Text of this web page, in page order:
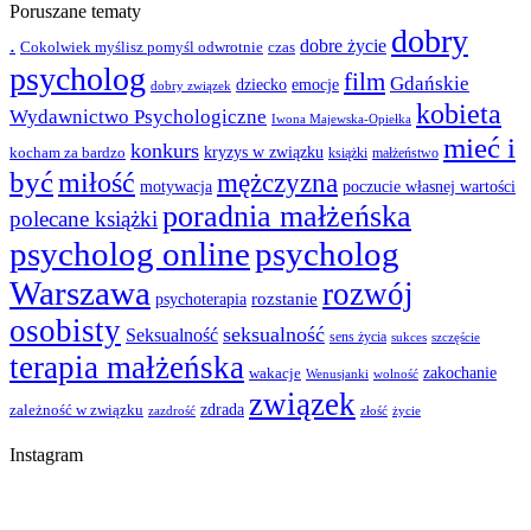
Poruszane tematy
. Cokolwiek myślisz pomyśl odwrotnie czas dobre życie dobry
psycholog dobry związek dziecko emocje film Gdańskie
Wydawnictwo Psychologiczne Iwona Majewska-Opiełka kobieta
kocham za bardzo konkurs kryzys w związku książki małżeństwo mieć i
byćmiłość motywacja mężczyzna poczucie własnej wartości
polecane książkiporadnia małżeńska
psycholog onlinepsycholog
Warszawa psychoterapia rozstanie rozwój
osobisty Seksualność seksualność sens życia sukces szczęście
terapia małżeńska wakacje Wenusjanki wolność zakochanie
zależność w związku zazdrość zdrada związek złość życie
Instagram